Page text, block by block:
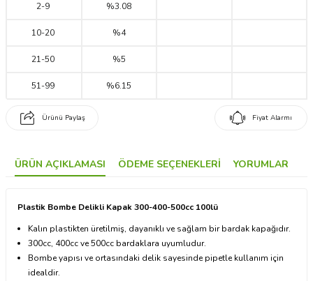
2-9 %3.08
10-20 %4
21-50 %5
51-99 %6.15
Ürünü Paylaş Fiyat Alarmı
ÜRÜN AÇIKLAMASI ÖDEME SEÇENEKLERI YORUMLAR
Plastik Bombe Delikli Kapak 300-400-500cc 100lü
Kalın plastikten üretilmiş, dayanıklı ve sağlam bir bardak kapağıdır.
300cc, 400cc ve 500cc bardaklara uyumludur.
Bombe yapısı ve ortasındaki delik sayesinde pipetle kullanım için
idealdir.